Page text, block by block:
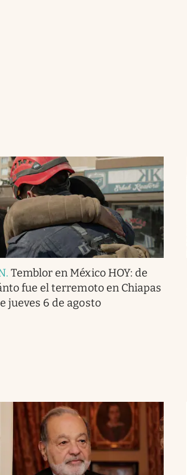
.Temblor en México HOY: de
fue el terremoto en Chiapas
jueves 6 de agosto